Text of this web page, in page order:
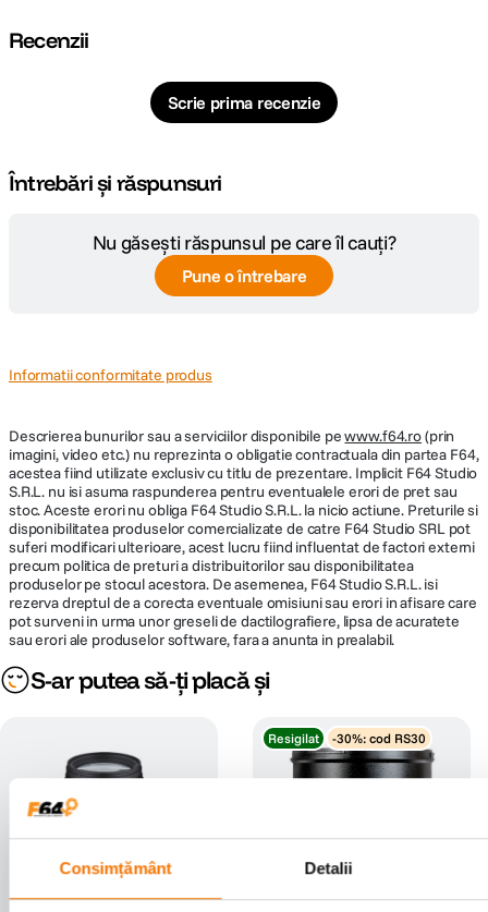
Consimțământ Detalii
Recenzii
Scrie prima recenzie
Întrebări și răspunsuri
Nu găsești răspunsul pe care îl cauți?
Pune o întrebare
Informatii conformitate produs
Descrierea bunurilor sau a serviciilor disponibile pewww.f64.ro(prin
imagini, video etc.) nu reprezinta o obligatie contractuala din partea F64,
acestea fiind utilizate exclusiv cu titlu de prezentare. Implicit F64 Studio
S.R.L. nu isi asuma raspunderea pentru eventualele erori de pret sau
stoc. Aceste erori nu obliga F64 Studio S.R.L. la nicio actiune. Preturile si
disponibilitatea produselor comercializate de catre F64 Studio SRL pot
suferi modificari ulterioare, acest lucru fiind influentat de factori externi
precum politica de preturi a distribuitorilor sau disponibilitatea
produselor pe stocul acestora. De asemenea, F64 Studio S.R.L. isi
rezerva dreptul de a corecta eventuale omisiuni sau erori in afisare care
pot surveni in urma unor greseli de dactilografiere, lipsa de acuratete
sau erori ale produselor software, fara a anunta in prealabil.
S-ar putea să-ți placă și
Resigilat -30%: cod RS30